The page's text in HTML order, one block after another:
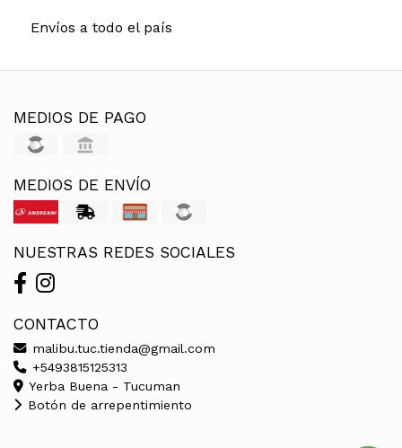
Envíos a todo el país
MEDIOS DE PAGO
MEDIOS DE ENVÍO
NUESTRAS REDES SOCIALES
CONTACTO
malibu.tuc.tienda@gmail.com
+5493815125313
Yerba Buena - Tucuman
Botón de arrepentimiento